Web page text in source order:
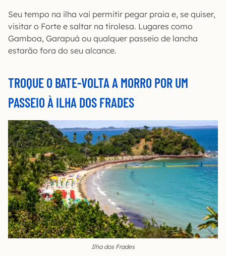
Seu tempo na ilha vai permitir pegar praia e, se quiser,
visitar o Forte e saltar na tirolesa. Lugares como
Gamboa, Garapuá ou qualquer passeio de lancha
estarão fora do seu alcance.
TROQUE O BATE-VOLTA A MORRO POR UM
PASSEIO À ILHA DOS FRADES
Ilha dos Frades